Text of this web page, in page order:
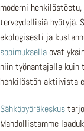
moderni
terveydellisiä hyötyjä.
ekologisesti ja
sopimuksella ovat
niin työnantajalle kuin
henkilöstön aktiivista
Sähköpyöräkeskus
Mahdollistamme